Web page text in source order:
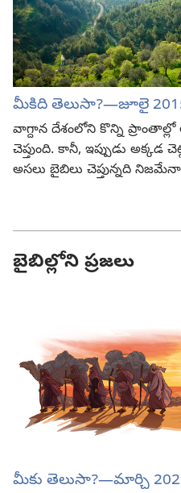
మీకిది తెలుసా?—జూలై
వాగ్దాన దేశంలోని కొన్ని ప్రాంతాల్లో
చెప్తుంది. కానీ, ఇప్పుడు అక్కడ
అసలు బైబిలు చెప్తున్నది
బైబిల్లోని ప్రజలు
మీకు తెలుసా?—మార్చి